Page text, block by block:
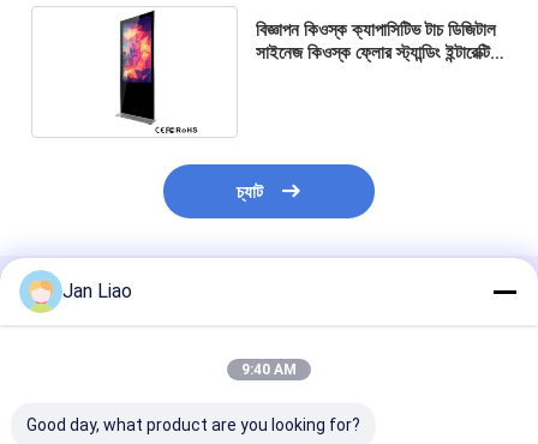
বিজ্ঞাপন কিওস্ক ক্যাপাসিটিভ টাচ ডিজিটাল
সাইনেজ কিওস্ক ফ্লোর স্ট্যান্ডিং ইন্টারেক্টিভ
চ্যাট
প্রস্তাবিত পণ্য
Jan Liao
9:40 AM
Good day, what product are you looking for?